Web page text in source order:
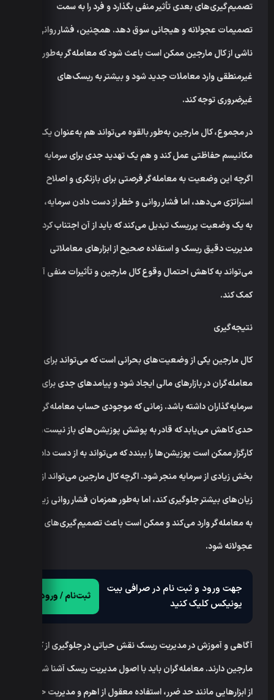
تصمیم‌گیری‌های بعدی تأثیر منفی بگذارد و فرد را به سمت
تصمیمات عجولانه و هیجانی سوق دهد. همچنین، فشار روانی
ناشی از کال مارجین ممکن است باعث شود که معامله‌گر به‌طور
غیرمنطقی وارد معاملات جدید شود و بیشتر به ریسک‌های
غیرضروری توجه کند.
در مجموع، کال مارجین به‌طور بالقوه می‌تواند هم به‌عنوان یک
مکانیسم حفاظتی عمل کند و هم یک تهدید جدی برای سرمایه باشد.
اگرچه این وضعیت به معامله‌گر فرصتی برای بازنگری و اصلاح
استراتژی می‌دهد، اما فشار روانی و خطر از دست دادن سرمایه، آن را
به یک وضعیت پرریسک تبدیل می‌کند که باید از آن اجتناب کرد.
مدیریت دقیق ریسک و استفاده صحیح از ابزارهای معاملاتی
می‌تواند به کاهش احتمال وقوع کال مارجین و تأثیرات منفی آن
کمک کند.
نتیجه‌گیری
کال مارجین یکی از وضعیت‌های بحرانی است که می‌تواند برای
معامله‌گران در بازارهای مالی ایجاد شود و پیامدهای جدی برای
سرمایه‌گذاران داشته باشد. زمانی که موجودی حساب معامله‌گر به
حدی کاهش می‌یابد که قادر به پوشش پوزیشن‌های باز نیست،
کارگزار ممکن است پوزیشن‌ها را ببندد که می‌تواند به از دست دادن
بخش زیادی از سرمایه منجر شود. اگرچه کال مارجین می‌تواند از
زیان‌های بیشتر جلوگیری کند، اما به‌طور همزمان فشار روانی زیادی
به معامله‌گر وارد می‌کند و ممکن است باعث تصمیم‌گیری‌های
عجولانه شود.
جهت ورود و ثبت نام در صرافی بیت
یونیکس کلیک کنید
ثبت‌نام / ورود
آگاهی و آموزش در مدیریت ریسک نقش حیاتی در جلوگیری از کال
مارجین دارند. معامله‌گران باید با اصول مدیریت ریسک آشنا شوند و
از ابزارهایی مانند حد ضرر، استفاده معقول از اهرم و مدیریت حجم